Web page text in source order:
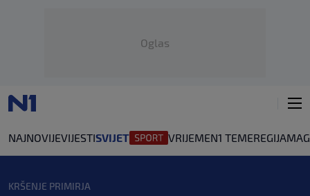
Oglas
NAJNOVIJEVIJESTISVIJET VRIJEMEN1 TEMEREGIJA
KRŠENJE PRIMIRJA